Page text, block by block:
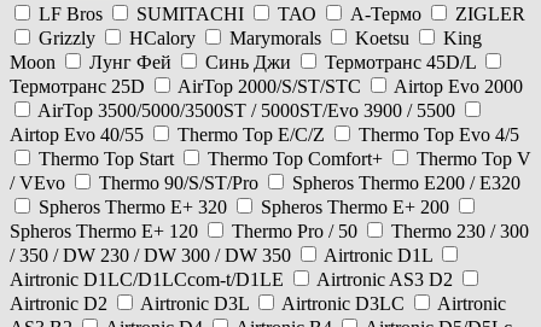
LF Bros
SUMITACHI ТАО А-Термо
ZIGLER
Grizzly
HCalory Marymorals Koetsu
King
Moon
Лунг Фей Синь Джи
Термотранс 45D/L
Термотранс 25D
AirTop 2000/S/ST/STC
Airtop Evo 2000
AirTop 3500/5000/3500ST / 5000ST/Evo 3900 / 5500
Airtop Evo 40/55
Thermo Top E/C/Z
Thermo Top Evo 4/5
Thermo Top Start
Thermo Top Comfort+
Thermo Top V
/ VEvo
Thermo 90/S/ST/Pro
Spheros Thermo E200 / E320
Spheros Thermo E+ 320
Spheros Thermo E+ 200
Spheros Thermo E+ 120
Thermo Pro / 50
Thermo 230 / 300
/ 350 / DW 230 / DW 300 / DW 350
Airtronic D1L
Airtronic D1LC/D1LCcom-t/D1LE
Airtronic AS3 D2
Airtronic D2
Airtronic D3L Airtronic D3LC
Airtronic